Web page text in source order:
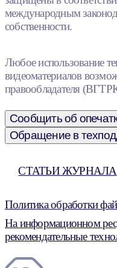
международным
собственности.
Любое использование
видеоматериалов
правообладателя
Сообщить об
Обращение в
СТАТЬИ ЖУРНАЛА
Политика обработки
На информационном
рекомендательные